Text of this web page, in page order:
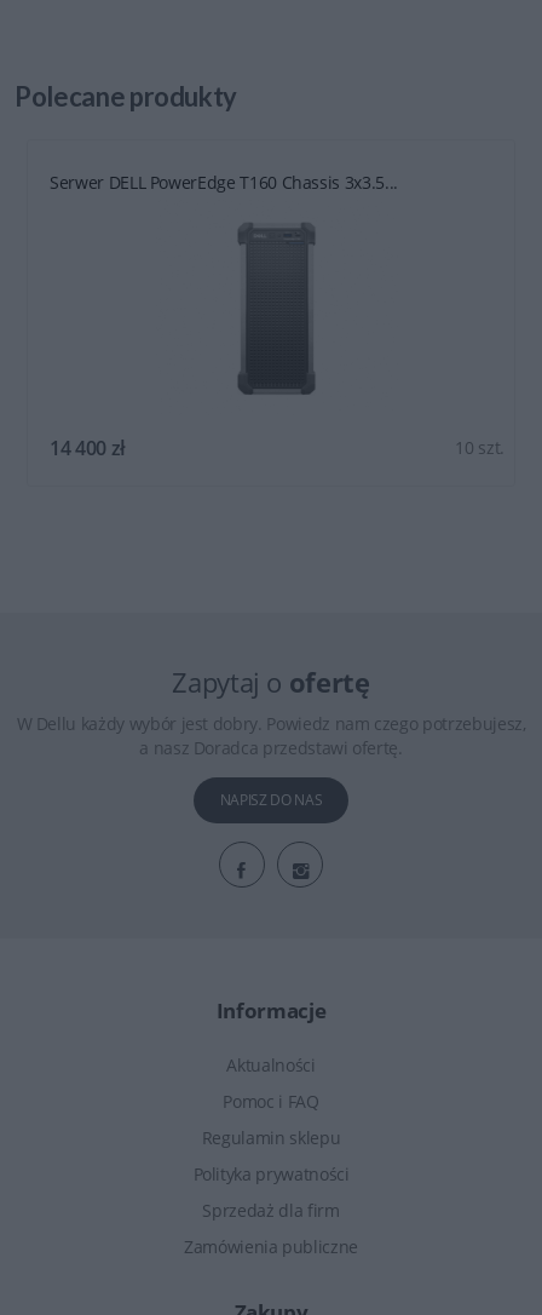
Polecaneprodukty
Serwer DELL PowerEdge T160 Chassis 3x3.5...
14 400 zł 10 szt.
Zapytaj o ofertę
W Dellu każdy wybór jest dobry. Powiedz nam czego potrzebujesz,
a nasz Doradca przedstawi ofertę.
NAPISZ DO NAS
Informacje
Aktualności
Pomoc i FAQ
Regulamin sklepu
Polityka prywatności
Sprzedaż dla firm
Zamówienia publiczne